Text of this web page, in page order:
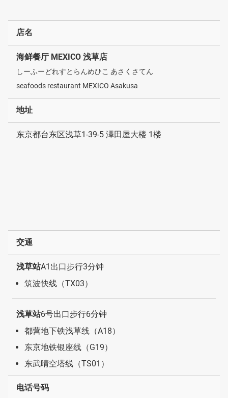
店名
海鲜餐厅 MEXICO 浅草店
しーふーどれすとらんめひこ あさくさてん
seafoods restaurant MEXICO Asakusa
地址
东京都台东区浅草1-39-5 澤田屋大楼 1楼
交通
浅草站A1出口步行3分钟
筑波快线（TX03）
浅草站6号出口步行6分钟
都营地下铁浅草线（A18）
东京地铁银座线（G19）
东武晴空塔线（TS01）
电话号码